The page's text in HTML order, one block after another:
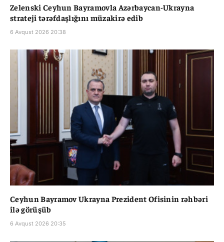
Zelenski Ceyhun Bayramovla Azərbaycan-Ukrayna
strateji tərəfdaşlığını müzakirə edib
6 Avqust 2026 20:38
Ceyhun Bayramov Ukrayna Prezident Ofisinin rəhbəri
ilə görüşüb
6 Avqust 2026 20:35